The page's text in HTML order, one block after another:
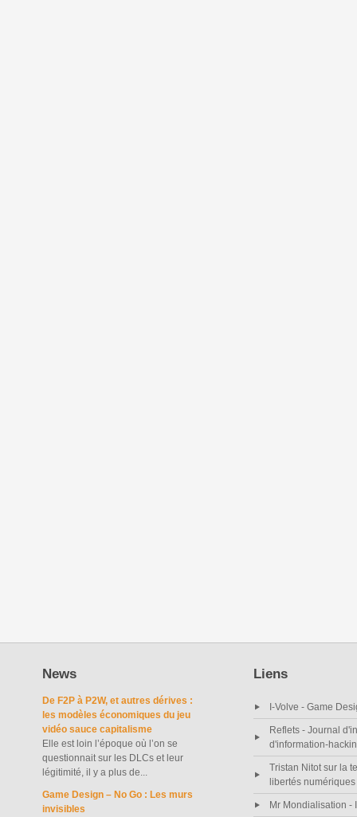
News
De F2P à P2W, et autres dérives :
les modèles économiques du jeu
vidéo sauce capitalisme
Elle est loin l’époque où l’on se
questionnait sur les DLCs et leur
légitimité, il y a plus de...
Game Design – No Go : Les murs
invisibles
Liens
I-Volve - Game
Reflets - Journal
d'information-
Tristan Nitot sur la
libertés numériques
Mr Mondialisation -